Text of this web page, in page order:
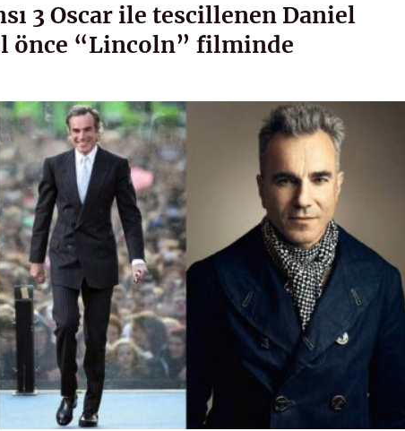
3 Oscar ile tescillenen Daniel
önce “Lincoln” filminde